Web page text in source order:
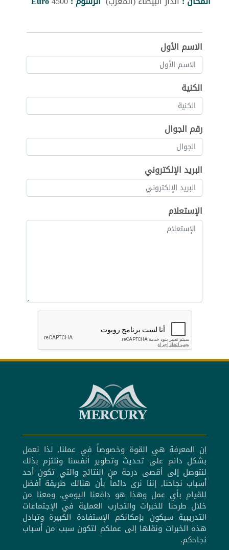
الاسم الأول
الكنية
رقم الجوال
البريد الإلكتروني
الإستعلام
إن المعرفة هي القوة وخصوصاً في عملنا, لذا نعمل
بشكل دائم على تحديث وتطوير أنفسنا ونلتزم بذلك
لنتوصل إلى أقصى درجة من النتائج والتي تكون أحد
أسباب نجاحنا, إننا نرى دائماً بأن هنالك طريقة أفضل
للقيام بأي عمل وهذا هو دافعنا اليومي. ومعنا من
خلال طرحنا للخبرات والتجارب العملية في الإجتماعات
التدريبية سيكون بإمكانكم الإستفادة الكبيرة وتبادل
هذه الخبرات ونقلها إلى عملكم لتكون سبب من أسباب
نجاحكم.